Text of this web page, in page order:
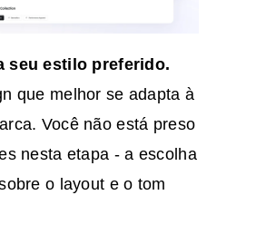
seu estilo preferido.
que melhor se adapta à
Você não está preso
nesta etapa - a escolha
o layout e o tom